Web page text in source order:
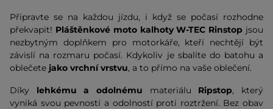
Připravte se na každou jízdu, i když se počasí rozhodne
překvapit! Pláštěnkové moto kalhoty W-TEC Rinstop jsou
nezbytným doplňkem pro motorkáře, kteří nechtějí být
závislí na rozmaru počasí. Kdykoliv je sbalíte do batohu a
oblečete jako vrchní vrstvu, a to přímo na vaše oblečení.
Díky lehkému a odolnému materiálu Ripstop, který
vyniká svou pevností a odolností proti roztržení. Bez obav